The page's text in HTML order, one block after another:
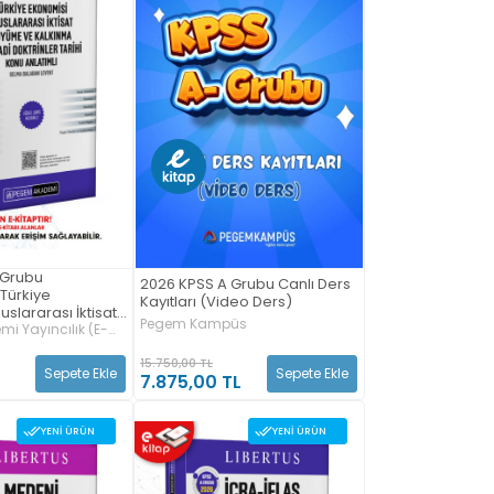
İktisat,
İktisadi
Yayıncılık (E-
Sepete Ekle
2026 KPSS A Grubu Canlı Ders
Kayıtları (Video Ders)
Pegem Kampüs
15.750,00 TL
7.875,00 TL Sepete Ekle
YENI ÜRÜN YENI ÜRÜN